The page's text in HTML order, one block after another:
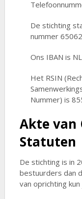
De stichting
nummer
Ons IBAN is
Het RSIN
Nummer) is
Akte van
Statuten
De stichting is in
bestuurders dan
van oprichting